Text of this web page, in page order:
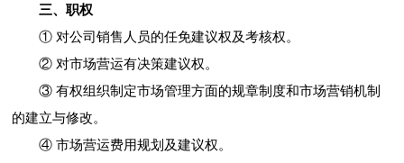
三、职权
① 对公司销售人员的任免建议权及考核权。
② 对市场营运有决策建议权。
③ 有权组织制定市场管理方面的规章制度和市场营销机制
的建立与修改。
④ 市场营运费用规划及建议权。